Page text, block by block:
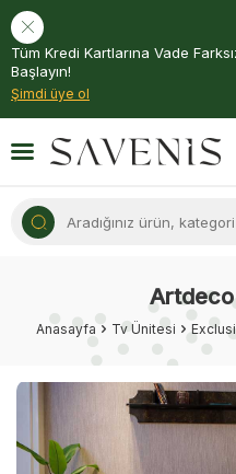
Tüm Kredi Kartlarına Vade
Başlayın!
Şimdi üye ol
Anasayfa Tv Ünitesi